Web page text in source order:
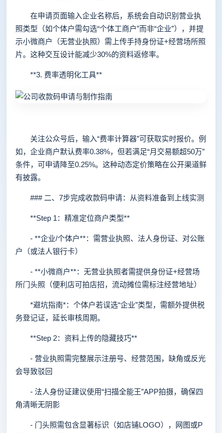
在申请页面输入企业名称后，系统会自动识别营业执
照类型（如个体户需勾选“个体工商户”而非“企业”），并提
示小微商户（无营业执照）需上传手持身份证+经营场所照
片。这种交互设计能减少30%的资料返修率。
**3. 费率透明化工具**
关注公众号后，输入“费率计算器”可获取实时报价。例
如，企业商户默认费率0.38%，但若满足“月交易额超50万”
条件，可申请降至0.25%。这种动态定价策略在公开渠道鲜
有披露。
### 二、7步完成收款码申请：从资料准备到上线实测
**Step 1：精准定位商户类型**
- **企业/个体户**：需营业执照、法人身份证、对公账
户（或法人银行卡）
- **小微商户**：无营业执照者需提供身份证+经营场
所门头照（便利店可拍店招，流动摊位需标注经营地址）
*避坑指南*：个体户若误选“企业”类型，需额外提供税
务登记证，延长审核周期。
**Step 2：资料上传的隐藏技巧**
- 营业执照需完整展示注册号、经营范围，缺角或反光
会导致驳回
- 法人身份证建议使用“扫描全能王”APP拍摄，确保四
角清晰无阴影
- 门头照需包含显著标识（如店铺LOGO），网图或P